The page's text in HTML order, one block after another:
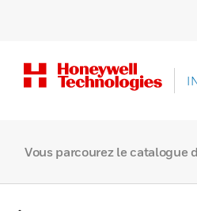
Vous parcourez le catalogue